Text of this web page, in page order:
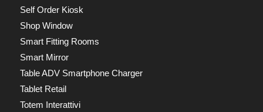
Self Order Kiosk
Shop Window
Smart Fitting Rooms
Smart Mirror
Table ADV Smartphone Charger
Tablet Retail
Totem Interattivi